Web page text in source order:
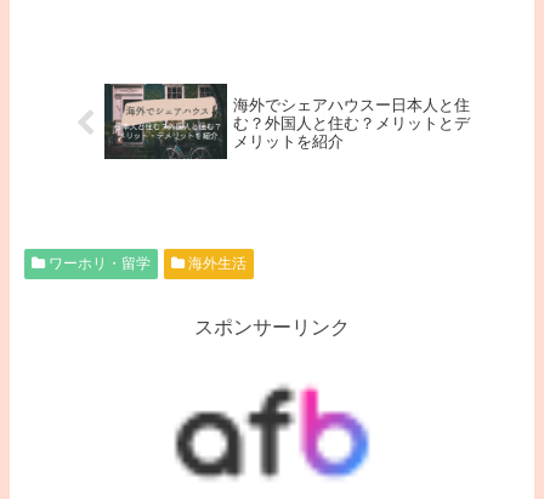
海外でシェアハウスー日本人と住
む？外国人と住む？メリットとデ
メリットを紹介
ワーホリ・留学 海外生活
スポンサーリンク